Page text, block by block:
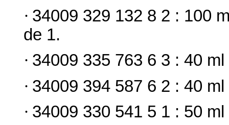
· 34009 329 132 8 2 : 100
de 1.
· 34009 335 763 6 3 : 40
· 34009 394 587 6 2 : 40
· 34009 330 541 5 1 : 50